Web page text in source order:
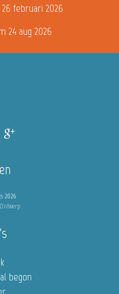
februari 2026
24 aug 2026
2026
begon